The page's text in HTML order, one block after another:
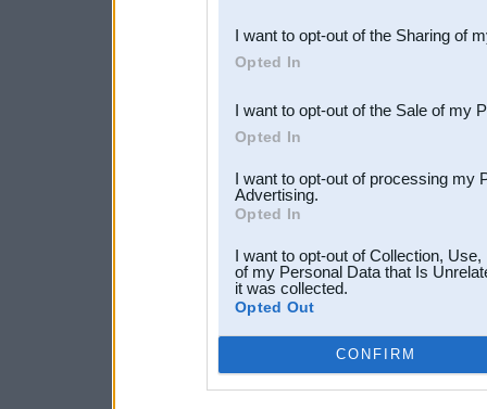
Downstream Participants
third parties.
I want to opt-out of the Sharing of
Opted In
I want to opt-out of the Sale of my
Opted In
I want to opt-out of processing my
Advertising.
Opted In
I want to opt-out of Collection,
of my Personal Data that Is
it was collected.
Opted Out
CONFIRM